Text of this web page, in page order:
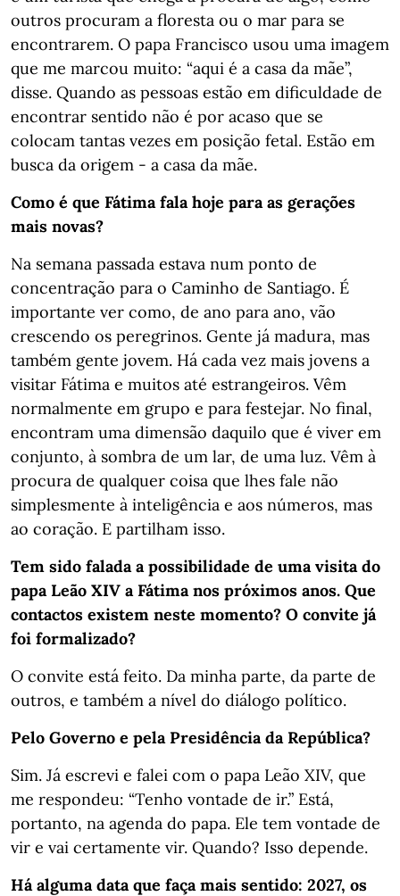
outros procuram a floresta ou o mar para se
encontrarem. O papa Francisco usou uma imagem
que me marcou muito: “aqui é a casa da mãe”,
disse. Quando as pessoas estão em dificuldade de
encontrar sentido não é por acaso que se
colocam tantas vezes em posição fetal. Estão em
busca da origem - a casa da mãe.
Como é que Fátima fala hoje para as gerações
mais novas?
Na semana passada estava num ponto de
concentração para o Caminho de Santiago. É
importante ver como, de ano para ano, vão
crescendo os peregrinos. Gente já madura, mas
também gente jovem. Há cada vez mais jovens a
visitar Fátima e muitos até estrangeiros. Vêm
normalmente em grupo e para festejar. No final,
encontram uma dimensão daquilo que é viver em
conjunto, à sombra de um lar, de uma luz. Vêm à
procura de qualquer coisa que lhes fale não
simplesmente à inteligência e aos números, mas
ao coração. E partilham isso.
Tem sido falada a possibilidade de uma visita do
papa Leão XIV a Fátima nos próximos anos. Que
contactos existem neste momento? O convite já
foi formalizado?
O convite está feito. Da minha parte, da parte de
outros, e também a nível do diálogo político.
Pelo Governo e pela Presidência da República?
Sim. Já escrevi e falei com o papa Leão XIV, que
me respondeu: “Tenho vontade de ir.” Está,
portanto, na agenda do papa. Ele tem vontade de
vir e vai certamente vir. Quando? Isso depende.
Há alguma data que faça mais sentido: 2027, os